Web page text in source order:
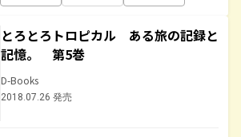
とろとろトロピカル ある旅の記録と
記憶。 第5巻
D-Books
2018.07.26 発売